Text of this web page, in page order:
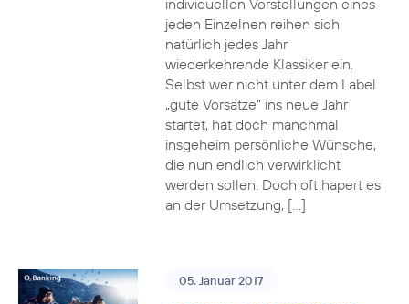
individuellen Vorstellungen eines
jeden Einzelnen reihen sich
natürlich jedes Jahr
wiederkehrende Klassiker ein.
Selbst wer nicht unter dem Label
„gute Vorsätze“ ins neue Jahr
startet, hat doch manchmal
insgeheim persönliche Wünsche,
die nun endlich verwirklicht
werden sollen. Doch oft hapert es
an der Umsetzung, […]
05. Januar 2017